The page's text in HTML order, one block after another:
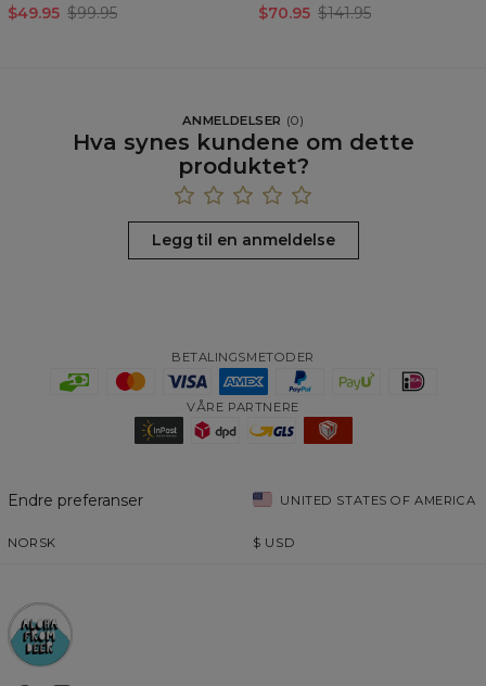
$49.95 $99.95 $70.95 $141.95
ANMELDELSER (0)
Hva synes kundene om dette
produktet?
Legg til en anmeldelse
BETALINGSMETODER
VÅRE PARTNERE
Endre preferanser UNITED STATES OF AMERICA
NORSK $ USD